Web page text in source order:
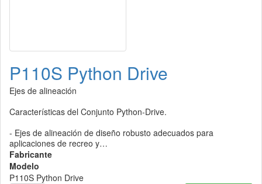
P110S Python Drive
Ejes de alineación
Características del Conjunto Python-Drive.
- Ejes de alineación de diseño robusto adecuados para
aplicaciones de recreo y…
Fabricante
Modelo
P110S Python Drive